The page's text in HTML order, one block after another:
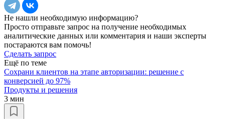
Не нашли необходимую информацию?
Просто отправьте запрос на получение необходимых
аналитические данных или комментария и наши эксперты
постараются вам помочь!
Сделать запрос
Ещё по теме
Cохрани клиентов на этапе авторизации: решение с
конверсией до 97%
Продукты и решения
3 мин